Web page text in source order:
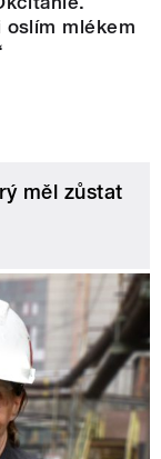
oslím mlékem
měl zůstat